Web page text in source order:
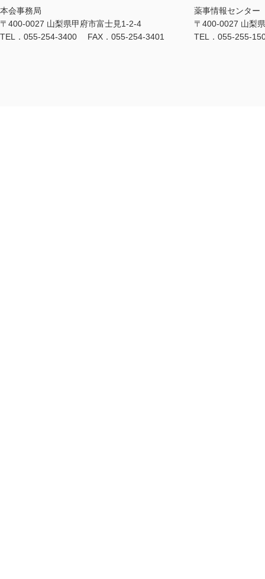
本会事務局
〒400-0027 山梨県甲府市富士見1-2-4
TEL．055-254-3400 FAX．055-254-3401
薬事情報センター
〒400-0027 山梨
TEL．055-255-